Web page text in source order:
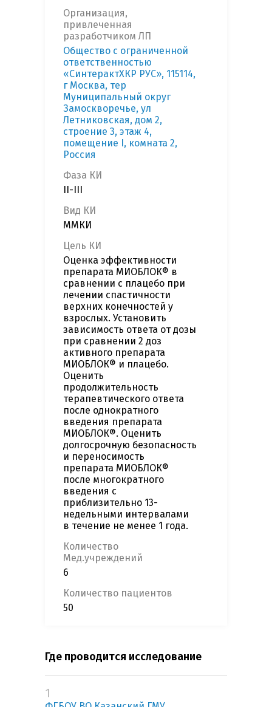
Организация,
привлеченная
разработчиком ЛП
Общество с ограниченной
ответственностью
«СинтерактХКР РУС», 115114,
г Москва, тер
Муниципальный округ
Замоскворечье, ул
Летниковская, дом 2,
строение 3, этаж 4,
помещение I, комната 2,
Россия
Фаза КИ
II-III
Вид КИ
ММКИ
Цель КИ
Оценка эффективности
препарата МИОБЛОК® в
сравнении с плацебо при
лечении спастичности
верхних конечностей у
взрослых. Установить
зависимость ответа от дозы
при сравнении 2 доз
активного препарата
МИОБЛОК® и плацебо.
Оценить
продолжительность
терапевтического ответа
после однократного
введения препарата
МИОБЛОК®. Оценить
долгосрочную безопасность
и переносимость
препарата МИОБЛОК®
после многократного
введения с
приблизительно 13-
недельными интервалами
в течение не менее 1 года.
Количество
Мед.учреждений
6
Количество пациентов
50
Где проводится исследование
1